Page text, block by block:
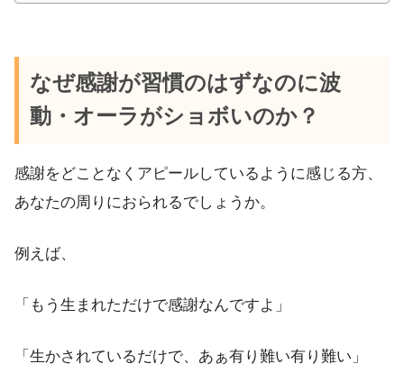
なぜ感謝が習慣のはずなのに波
動・オーラがショボいのか？
感謝をどことなくアピールしているように感じる方、
あなたの周りにおられるでしょうか。
例えば、
「もう生まれただけで感謝なんですよ」
「生かされているだけで、あぁ有り難い有り難い」